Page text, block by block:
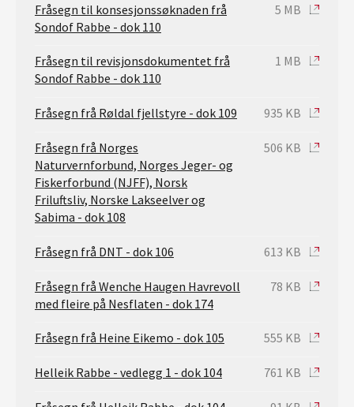
Fråsegn til konsesjonssøknaden frå
Sondof Rabbe - dok 110
5 MB
Fråsegn til revisjonsdokumentet frå
Sondof Rabbe - dok 110
1 MB
Fråsegn frå Røldal fjellstyre - dok 109 935 KB
Fråsegn frå Norges
Naturvernforbund, Norges Jeger- og
Fiskerforbund (NJFF), Norsk
Friluftsliv, Norske Lakseelver og
Sabima - dok 108
506 KB
Fråsegn frå DNT - dok 106 613 KB
Fråsegn frå Wenche Haugen Havrevoll
med fleire på Nesflaten - dok 174
78 KB
Fråsegn frå Heine Eikemo - dok 105 555 KB
Helleik Rabbe - vedlegg 1 - dok 104 761 KB